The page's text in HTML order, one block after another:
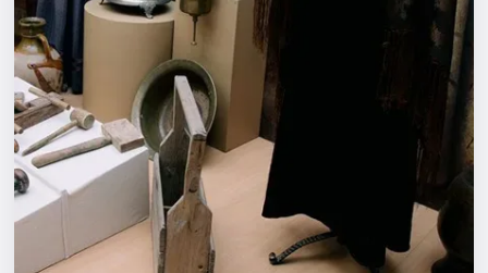
Города
Площадки
Артисты
Рейтинги